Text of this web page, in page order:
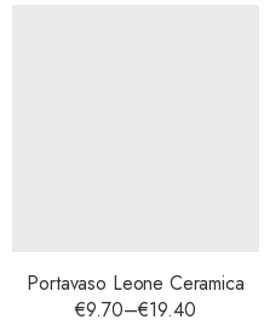
Portavaso Leone Ceramica
€9.70–€19.40